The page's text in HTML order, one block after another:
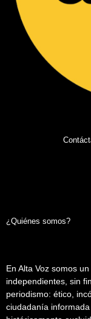
¿Quiénes somos?
En Alta Voz somos
independientes, sin
periodismo: ético,
ciudadanía